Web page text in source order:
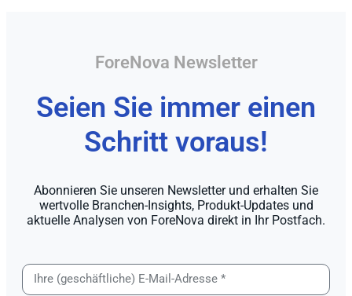
ForeNova Newsletter
Seien Sie immer einen
Schritt voraus!
Abonnieren Sie unseren Newsletter und erhalten Sie
wertvolle Branchen-Insights, Produkt-Updates und
aktuelle Analysen von ForeNova direkt in Ihr Postfach.